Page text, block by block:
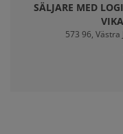
SÄLJARE MED
573 96,